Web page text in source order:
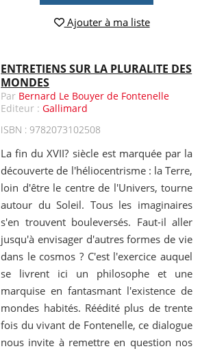
Ajouter à ma liste
ENTRETIENS SUR LA PLURALITE DES
MONDES
Par Bernard Le Bouyer de Fontenelle
Editeur :Gallimard
ISBN : 9782073102508
La fin du XVII? siècle est marquée par la
découverte de l'héliocentrisme : la Terre,
loin d'être le centre de l'Univers, tourne
autour du Soleil. Tous les imaginaires
s'en trouvent bouleversés. Faut-il aller
jusqu'à envisager d'autres formes de vie
dans le cosmos ? C'est l'exercice auquel
se livrent ici un philosophe et une
marquise en fantasmant l'existence de
mondes habités. Réédité plus de trente
fois du vivant de Fontenelle, ce dialogue
nous invite à remettre en question nos